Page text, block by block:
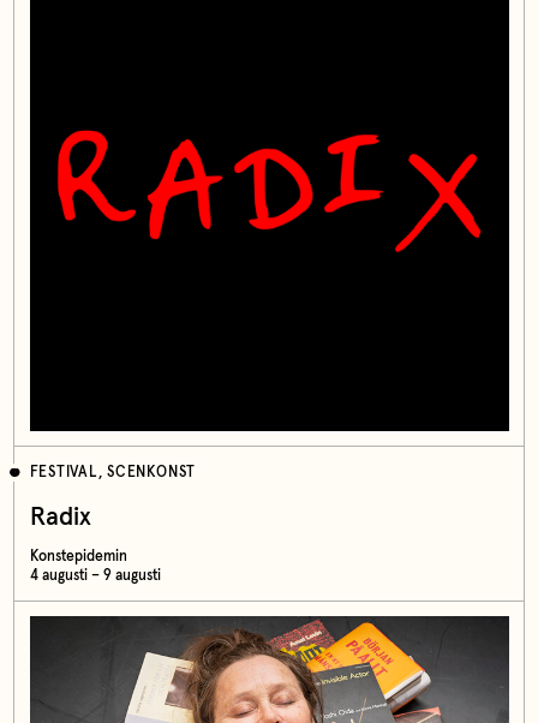
FESTIVAL, SCENKONST
Radix
Konstepidemin
4 augusti – 9 augusti